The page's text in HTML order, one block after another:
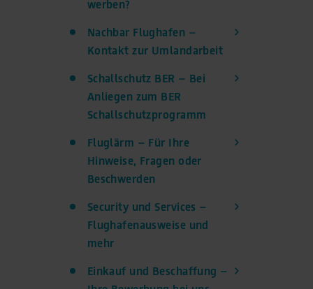
transmitted to Google. This enables Google to attribute
original data is not transmitted in plain text.
You can find detailed information under "Show details"
Legal Notice
werben?
Nachbar Flughafen –
Kontakt zur Umlandarbeit
Schallschutz BER – Bei
Anliegen zum BER
Schallschutzprogramm
Fluglärm – Für Ihre
Hinweise, Fragen oder
Beschwerden
Security und Services –
Flughafenausweise und
mehr
Einkauf und Beschaffung –